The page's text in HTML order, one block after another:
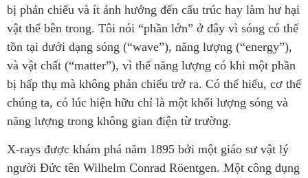
bị phản chiếu và ít ảnh hưởng đến cấu trúc hay làm hư hại
vật thể bên trong. Tôi nói “phần lớn” ở đây vì sóng có thể
tồn tại dưới dạng sóng (“wave”), năng lượng (“energy”),
và vật chất (“matter”), vì thế năng lượng có khi một phần
bị hấp thụ mà không phản chiếu trở ra. Có thể hiểu, cơ thể
chúng ta, có lúc hiện hữu chỉ là một khối lượng sóng và
năng lượng trong không gian điện từ trường.
X-rays được khám phá năm 1895 bởi một giáo sư vật lý
người Đức tên Wilhelm Conrad Röentgen. Một công dụng